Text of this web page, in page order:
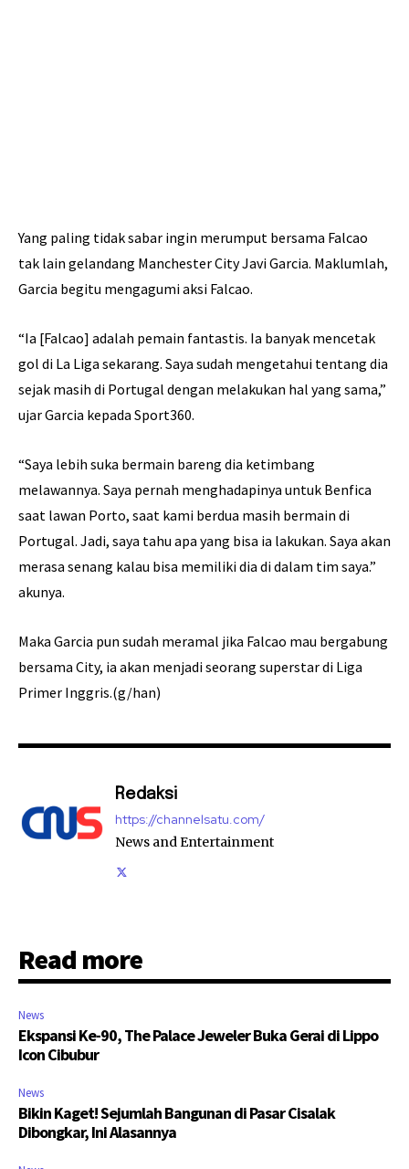
Yang paling tidak sabar ingin merumput bersama Falcao
tak lain gelandang Manchester City Javi Garcia. Maklumlah,
Garcia begitu mengagumi aksi Falcao.
“Ia [Falcao] adalah pemain fantastis. Ia banyak mencetak
gol di La Liga sekarang. Saya sudah mengetahui tentang dia
sejak masih di Portugal dengan melakukan hal yang sama,”
ujar Garcia kepada Sport360.
“Saya lebih suka bermain bareng dia ketimbang
melawannya. Saya pernah menghadapinya untuk Benfica
saat lawan Porto, saat kami berdua masih bermain di
Portugal. Jadi, saya tahu apa yang bisa ia lakukan. Saya akan
merasa senang kalau bisa memiliki dia di dalam tim saya.”
akunya.
Maka Garcia pun sudah meramal jika Falcao mau bergabung
bersama City, ia akan menjadi seorang superstar di Liga
Primer Inggris.(g/han)
Redaksi
https://channelsatu.com/
News and Entertainment
Read more
News
Ekspansi Ke-90, The Palace Jeweler Buka Gerai di Lippo
Icon Cibubur
News
Bikin Kaget! Sejumlah Bangunan di Pasar Cisalak
Dibongkar, Ini Alasannya